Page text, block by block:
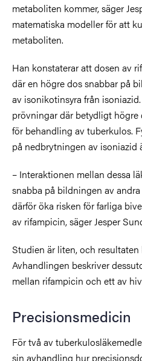
metaboliten kommer, säger
matematiska modeller för att
metaboliten.
Han konstaterar att dosen av
där en högre dos snabbar på
av isonikotinsyra från
prövningar där betydligt
för behandling av tuberkulos.
på nedbrytningen av isoniazid
– Interaktionen mellan dessa
snabba på bildningen av
därför öka risken för farliga
av rifampicin, säger Jesper
Studien är liten, och
Avhandlingen beskriver
mellan rifampicin och ett av
Precisionsmedicin
För två av
sin avhandling hur